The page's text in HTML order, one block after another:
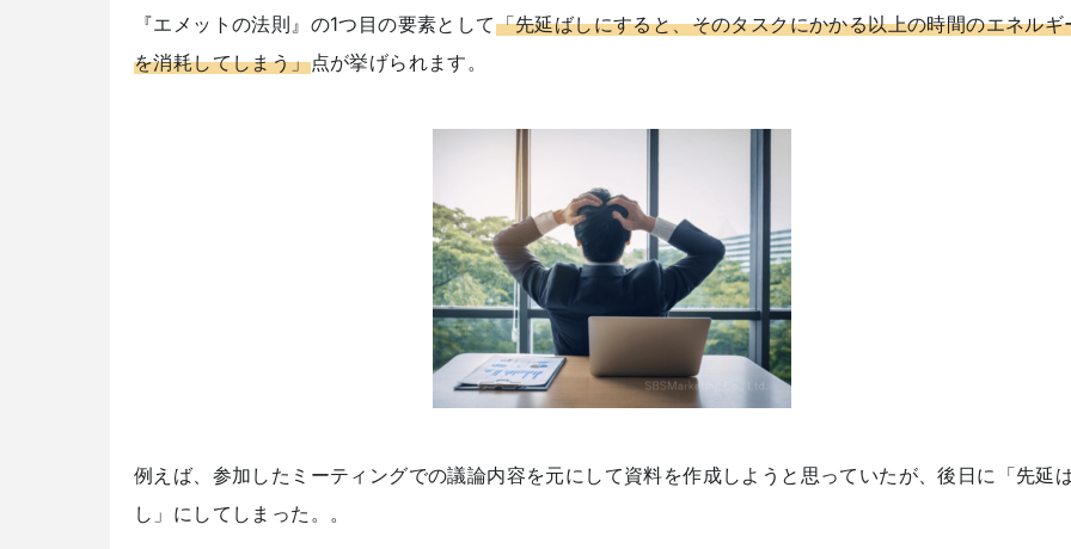
『エメットの法則』の1つ目の要素として「先延ばしにすると、そのタスクにかかる以上の時間のエネルギ
を消耗してしまう」点が挙げられます。
例えば、参加したミーティングでの議論内容を元にして資料を作成しようと思っていたが、後日に「先延
し」にしてしまった。。